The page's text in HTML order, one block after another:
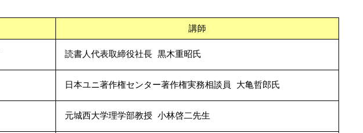
講師
読書人代表取締役社長 黒木重昭氏
日本ユニ著作権センター著作権実務相談員 大亀哲郎氏
元城西大学理学部教授 小林啓二先生